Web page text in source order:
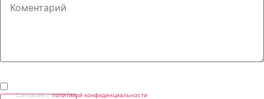
Согласен с политикой конфиденциальности